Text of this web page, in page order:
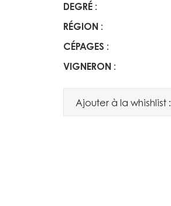
DEGRÉ
RÉGION
CÉPAGES
VIGNERON
Ajouter à la whishlist :